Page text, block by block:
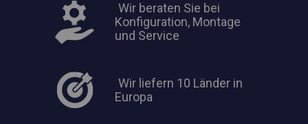
Wir beraten Sie bei
Konfiguration, Montage
und Service
Wir liefern 10 Länder in
Europa